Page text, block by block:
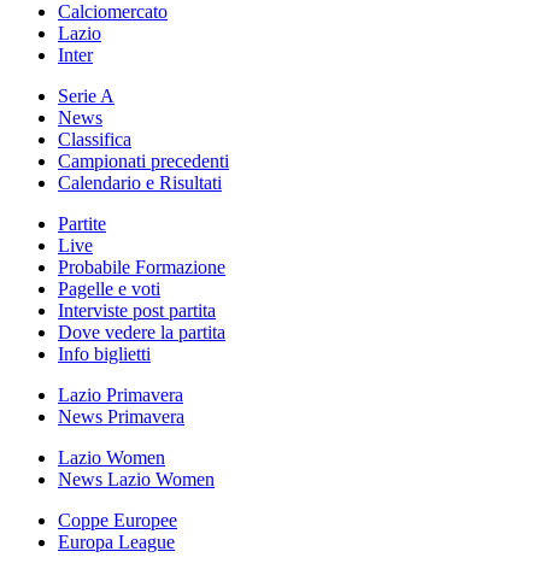
Calciomercato
Lazio
Inter
Serie A
News
Classifica
Campionati precedenti
Calendario e Risultati
Partite
Live
Probabile Formazione
Pagelle e voti
Interviste post partita
Dove vedere la partita
Info biglietti
Lazio Primavera
News Primavera
Lazio Women
News Lazio Women
Coppe Europee
Europa League